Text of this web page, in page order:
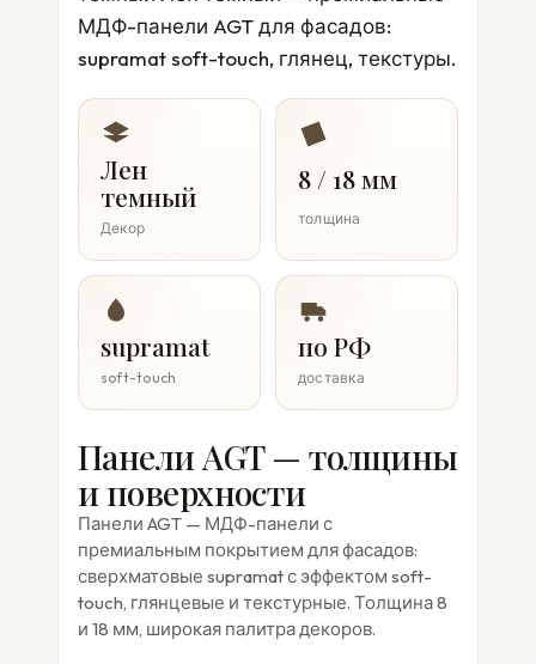
МДФ-панели AGT для фасадов:
supramat soft-touch, глянец, текстуры.
Лен
темный
Декор
8 / 18 мм
толщина
supramat
soft-touch
по РФ
доставка
Панели AGT — толщины
и поверхности
Панели AGT — МДФ-панели с
премиальным покрытием для фасадов:
сверхматовые supramat с эффектом soft-
touch, глянцевые и текстурные. Толщина 8
и 18 мм, широкая палитра декоров.